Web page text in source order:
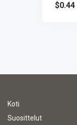
$0.44
Koti
Suosittelut